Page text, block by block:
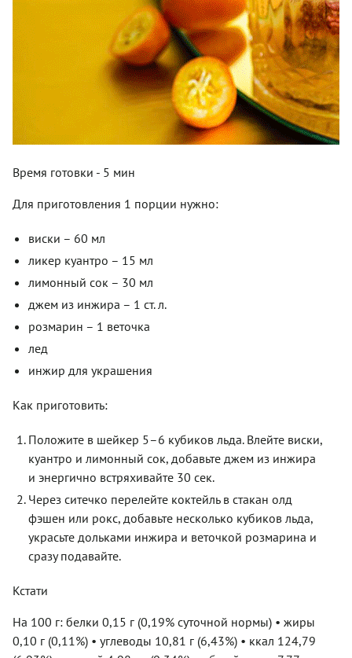
Время готовки - 5 мин
Для приготовления 1 порции нужно:
виски – 60 мл
ликер куантро – 15 мл
лимонный сок – 30 мл
джем из инжира – 1 ст. л.
розмарин – 1 веточка
лед
инжир для украшения
Как приготовить:
Положите в шейкер 5–6 кубиков льда. Влейте виски,
куантро и лимонный сок, добавьте джем из инжира
и энергично встряхивайте 30 сек.
Через ситечко перелейте коктейль в стакан олд
фэшен или рокс, добавьте несколько кубиков льда,
украсьте дольками инжира и веточкой розмарина и
сразу подавайте.
Кстати
На 100 г: белки 0,15 г (0,19% суточной нормы) • жиры
0,10 г (0,11%) • углеводы 10,81 г (6,43%) • ккал 124,79